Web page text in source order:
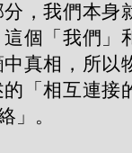
，我們本身
個「我們」
真相，所以
「相互連接
」。